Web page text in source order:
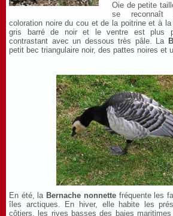
Oie de petite
se reconnaît
coloration noire du cou et de la poitrine et à
gris barré de noir et le ventre est plus
contrastant avec un dessous très pâle. La
petit bec triangulaire noir, des pattes noires et
En été, la Bernache nonnettefréquente les
îles arctiques. En hiver, elle habite les
côtiers, les rives basses des baies